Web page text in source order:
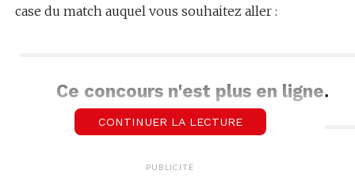
case du match auquel vous souhaitez aller :
Ce concours n'est plus en ligne.
CONTINUER LA LECTURE
PUBLICITÉ